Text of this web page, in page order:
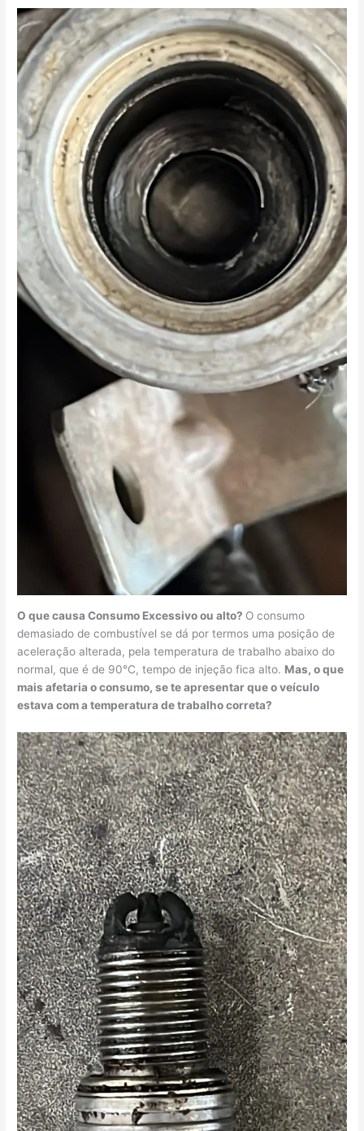
O que causa Consumo Excessivo ou alto? O consumo
demasiado de combustível se dá por termos uma posição de
aceleração alterada, pela temperatura de trabalho abaixo do
normal, que é de 90°C, tempo de injeção fica alto. Mas, o que
mais afetaria o consumo, se te apresentar que o veículo
estava com a temperatura de trabalho correta?